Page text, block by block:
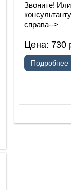
Звоните!
справа-->
Цена: 730
Подробнее